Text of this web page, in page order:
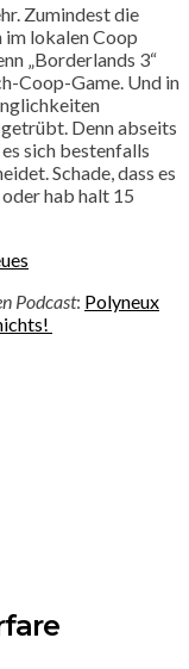
Zumindest die
im lokalen Coop
„Borderlands 3“
Coop-Game. Und in
Denn abseits
sich bestenfalls
Schade, dass es
hab halt 15
Podcast: Polyneux